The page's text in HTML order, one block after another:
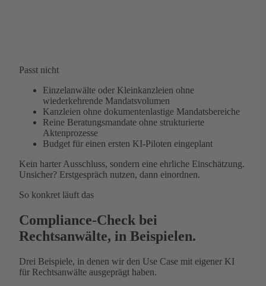
Passt nicht
Einzelanwälte oder Kleinkanzleien ohne
wiederkehrende Mandatsvolumen
Kanzleien ohne dokumentenlastige Mandatsbereiche
Reine Beratungsmandate ohne strukturierte
Aktenprozesse
Budget für einen ersten KI-Piloten eingeplant
Kein harter Ausschluss, sondern eine ehrliche Einschätzung.
Unsicher? Erstgespräch nutzen, dann einordnen.
So konkret läuft das
Compliance-Check bei
Rechtsanwälte, in Beispielen.
Drei Beispiele, in denen wir den Use Case mit eigener KI
für Rechtsanwälte ausgeprägt haben.